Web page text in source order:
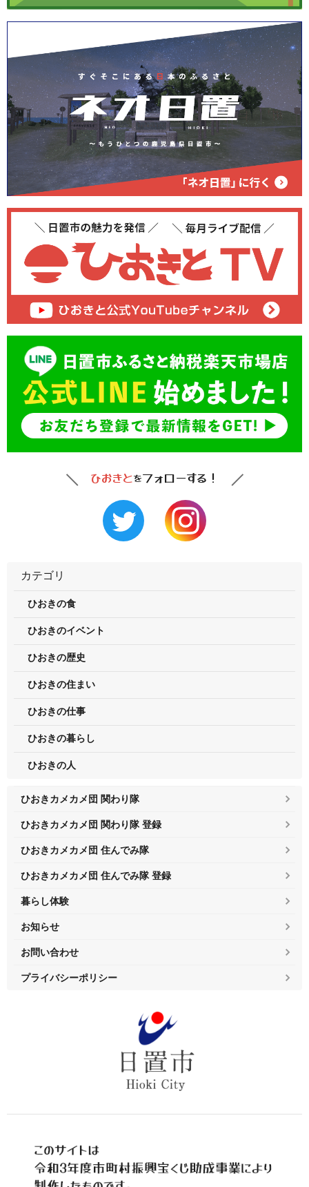
ひおきとをフォローする！
カテゴリ
ひおきの食
ひおきのイベント
ひおきの歴史
ひおきの住まい
ひおきの仕事
ひおきの暮らし
ひおきの人
ひおきカメカメ団 関わり隊
ひおきカメカメ団 関わり隊 登録
ひおきカメカメ団 住んでみ隊
ひおきカメカメ団 住んでみ隊 登録
暮らし体験
お知らせ
お問い合わせ
プライバシーポリシー